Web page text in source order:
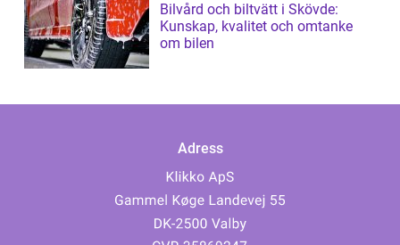
Bilvård och biltvätt i Skövde:
Kunskap, kvalitet och omtanke
om bilen
Adress